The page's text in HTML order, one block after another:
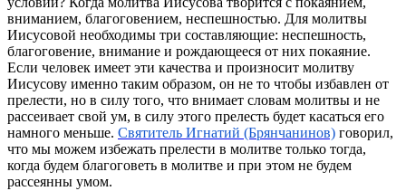
вниманием, благоговением, неспешностью. Для молитвы
Иисусовой необходимы три составляющие: неспешность,
благоговение, внимание и рождающееся от них покаяние.
Если человек имеет эти качества и произносит молитву
Иисусову именно таким образом, он не то чтобы избавлен от
прелести, но в силу того, что внимает словам молитвы и не
рассеивает свой ум, в силу этого прелесть будет касаться его
намного меньше. Святитель Игнатий (Брянчанинов) говорил,
что мы можем избежать прелести в молитве только тогда,
когда будем благоговеть в молитве и при этом не будем
рассеянны умом.